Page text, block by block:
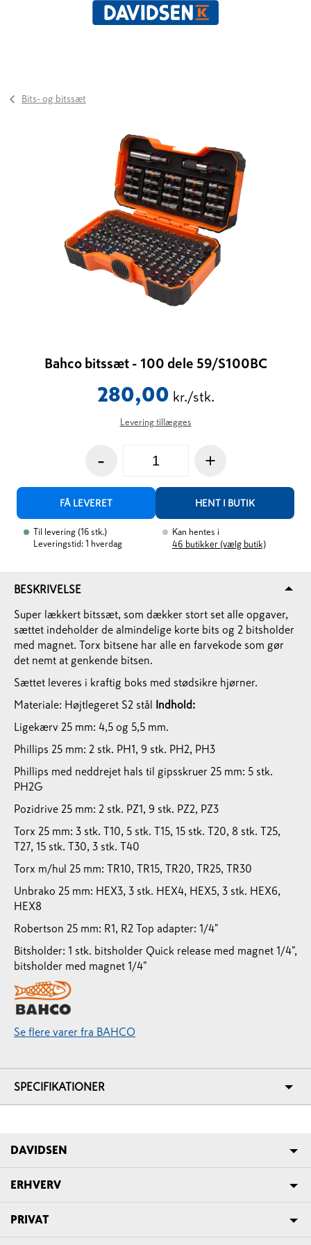
Bits- og bitssæt
Bahco bitssæt - 100 dele 59/S100BC
280,00 kr./stk.
Levering tillægges
- +
FÅ LEVERET HENT I BUTIK
Til levering (16 stk.)
Leveringstid: 1 hverdag
Kan hentes i
46 butikker (vælg butik)
BESKRIVELSE
Super lækkert bitssæt, som dækker stort set alle opgaver,
sættet indeholder de almindelige korte bits og 2 bitsholder
med magnet. Torx bitsene har alle en farvekode som gør
det nemt at genkende bitsen.
Sættet leveres i kraftig boks med stødsikre hjørner.
Materiale: Højtlegeret S2 stål
Indhold:
Ligekærv 25 mm: 4,5 og 5,5 mm.
Phillips 25 mm: 2 stk. PH1, 9 stk. PH2, PH3
Phillips med neddrejet hals til gipsskruer 25 mm: 5 stk.
PH2G
Pozidrive 25 mm: 2 stk. PZ1, 9 stk. PZ2, PZ3
Torx 25 mm: 3 stk. T10, 5 stk. T15, 15 stk. T20, 8 stk. T25,
T27, 15 stk. T30, 3 stk. T40
Torx m/hul 25 mm: TR10, TR15, TR20, TR25, TR30
Unbrako 25 mm: HEX3, 3 stk. HEX4, HEX5, 3 stk. HEX6,
HEX8
Robertson 25 mm: R1, R2 Top adapter: 1/4"
Bitsholder: 1 stk. bitsholder Quick release med magnet 1/4",
bitsholder med magnet 1/4"
Se flere varer fra BAHCO
SPECIFIKATIONER
DAVIDSEN
ERHVERV
PRIVAT